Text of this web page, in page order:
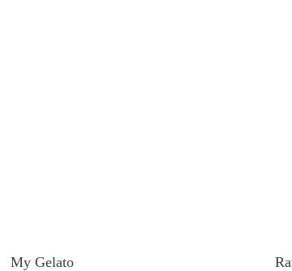
My Gelato